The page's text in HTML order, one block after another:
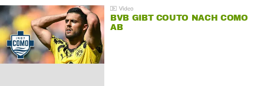
BVB GIBT COUTO NACH COMO
AB